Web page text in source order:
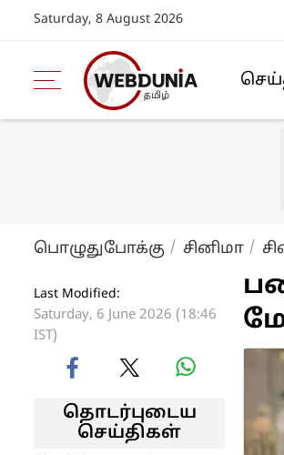
Saturday, 8 August 2026
பொழுதுபோக்கு சினிமா
Last Modified:
Saturday, 6 June 2026 (18:46
IST)
தொடர்புடைய
செய்திகள்